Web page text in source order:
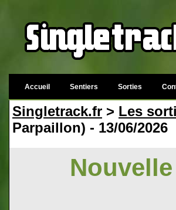
Accueil Sentiers Sorties
Singletrack.fr > Les
Parpaillon) - 13/06/2026